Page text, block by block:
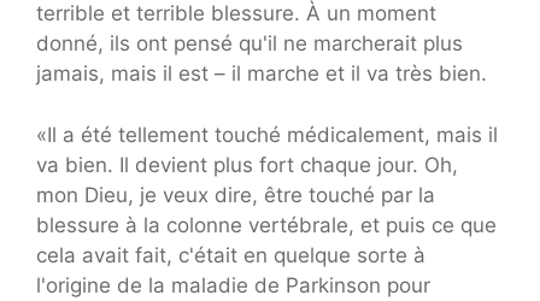
terrible et terrible blessure. À un moment
donné, ils ont pensé qu'il ne marcherait plus
jamais, mais il est – il marche et il va très bien.
«Il a été tellement touché médicalement, mais il
va bien. Il devient plus fort chaque jour. Oh,
mon Dieu, je veux dire, être touché par la
blessure à la colonne vertébrale, et puis ce que
cela avait fait, c'était en quelque sorte à
l'origine de la maladie de Parkinson pour